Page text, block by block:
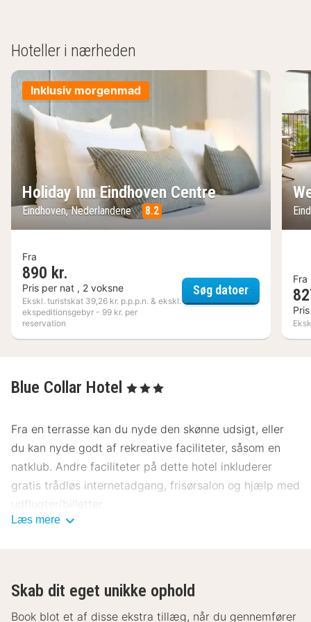
Hoteller i nærheden
Inklusiv morgenmad
Holiday Inn Eindhoven Centre
Eindhoven, Nederlandene 8.2
Fra
890 kr.
Pris per nat , 2 voksne
Ekskl. turistskat 39,26 kr. p.p.p.n. & ekskl.
ekspeditionsgebyr - 99 kr. per
reservation
Søg datoerHoliday Inn
Fra
Blue Collar Hotel , 3 Stjerner
Fra en terrasse kan du nyde den skønne udsigt, eller
du kan nyde godt af rekreative faciliteter, såsom en
natklub. Andre faciliteter på dette hotel inkluderer
gratis trådløs internetadgang, frisørsalon og hjælp med
udflugter/billetter.
og en kaffebar/café. Tag forbi baren/loungen, hvor du
kan slukke tørsten med din yndlingsdrink.
Læs mere
Skab dit eget unikke ophold
Book blot et af disse ekstra tillæg, når du gennemfører